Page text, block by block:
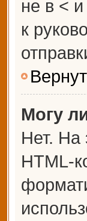
не в <
к
Могу
Нет. На
HTML-